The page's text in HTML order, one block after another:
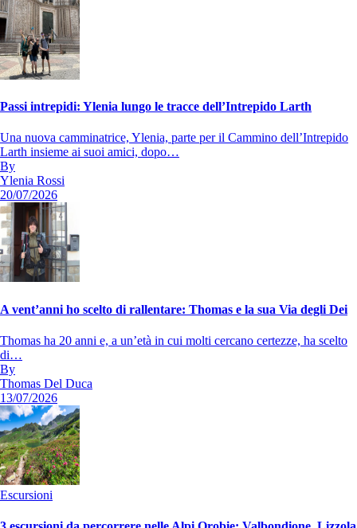
Passi intrepidi: Ylenia lungo le tracce dell’Intrepido Larth
Una nuova camminatrice, Ylenia, parte per il Cammino dell’Intrepido
Larth insieme ai suoi amici, dopo…
By
Ylenia Rossi
20/07/2026
A vent’anni ho scelto di rallentare: Thomas e la sua Via degli Dei
Thomas ha 20 anni e, a un’età in cui molti cercano certezze, ha scelto
di…
By
Thomas Del Duca
13/07/2026
Escursioni